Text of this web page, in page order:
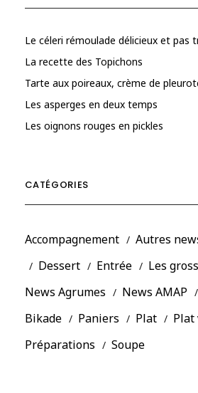
Le céleri rémoulade délicieux et pas
La recette des Topichons
Tarte aux poireaux, crème de
Les asperges en deux temps
Les oignons rouges en pickles
CATÉGORIES
Accompagnement Autres
Dessert
Entrée
Les
News Agrumes
News AMAP
Bikade
Paniers Plat
Plat
Préparations
Soupe